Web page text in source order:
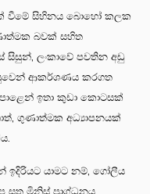
වීමේ සිහිනය බොහෝ කලක
බවක් සහිත
සිසුන්, ලංකාවේ පවතින අඩු
ආකර්ශණය කරගත
ඉතා කුඩා කොටසක්
ගුණාත්මක අධ්‍යාපනයක්
ඉදිරියට යාමට නම්, ගෝලීය
සතු මිනිස් ප්‍රාග්ධනය